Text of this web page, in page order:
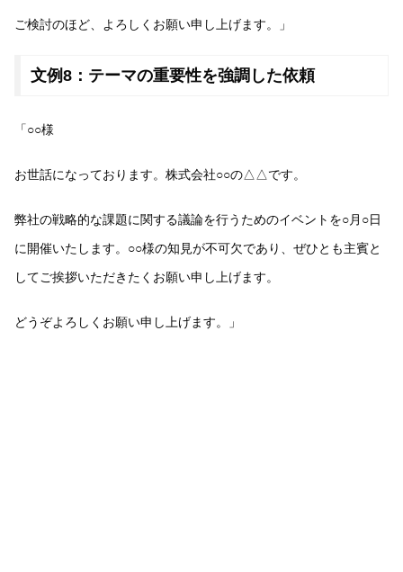
ご検討のほど、よろしくお願い申し上げます。」
文例8：テーマの重要性を強調した依頼
「○○様
お世話になっております。株式会社○○の△△です。
弊社の戦略的な課題に関する議論を行うためのイベントを○月○日
に開催いたします。○○様の知見が不可欠であり、ぜひとも主賓と
してご挨拶いただきたくお願い申し上げます。
どうぞよろしくお願い申し上げます。」